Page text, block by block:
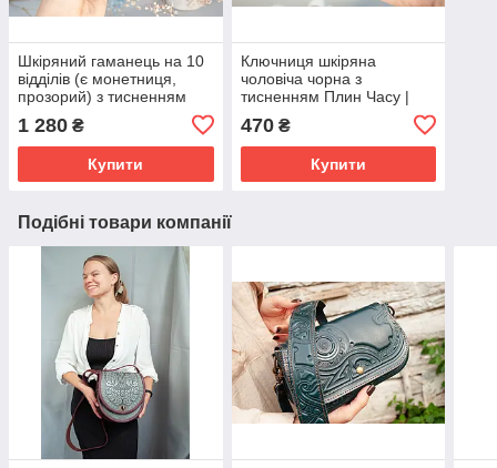
Шкіряний гаманець на 10
відділів (є монетниця,
прозорий) з тисненням
1 280 ₴
Купити
Ключниця шкіряна
чоловіча чорна з
тисненням Плин Часу |
ключів
470₴
Купити
Подібні товари компанії